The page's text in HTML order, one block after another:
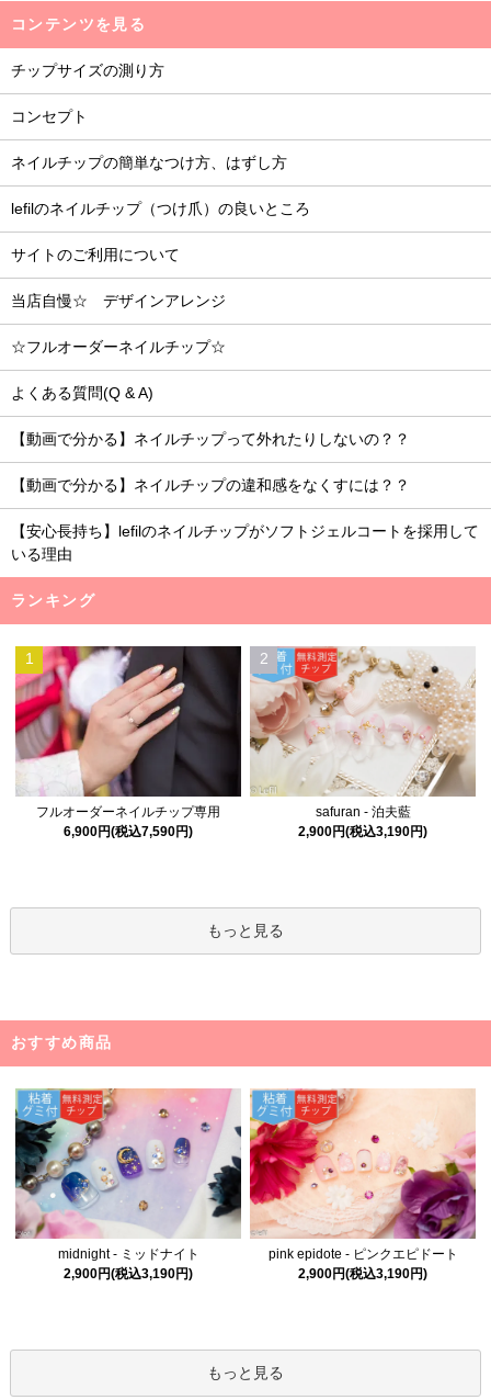
コンテンツを見る
チップサイズの測り方
コンセプト
ネイルチップの簡単なつけ方、はずし方
lefilのネイルチップ（つけ爪）の良いところ
サイトのご利用について
当店自慢☆ デザインアレンジ
☆フルオーダーネイルチップ☆
よくある質問(Q & A)
【動画で分かる】ネイルチップって外れたりしないの？？
【動画で分かる】ネイルチップの違和感をなくすには？？
【安心長持ち】lefilのネイルチップがソフトジェルコートを採用して
いる理由
ランキング
1
フルオーダーネイルチップ専用
6,900円(税込7,590円)
2
safuran - 泊夫藍
2,900円(税込3,190円)
もっと見る
おすすめ商品
midnight - ミッドナイト
2,900円(税込3,190円)
pink epidote - ピンクエピドート
2,900円(税込3,190円)
もっと見る